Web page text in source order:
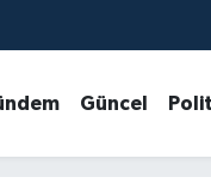
Güncel